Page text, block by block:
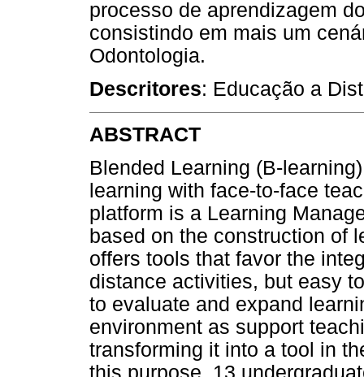
processo de aprendizagem
consistindo em mais um
Odontologia.
Descritores: Educação a
ABSTRACT
Blended Learning (B-
learning with face-to-face
platform is a Learning
based on the construction of
offers tools that favor the
distance activities, but easy
to evaluate and expand
environment as support
transforming it into a tool in
this purpose, 13